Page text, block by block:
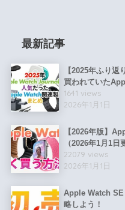
最新記事
【2025年ふり
買われていた
1641 views
2026年1月1日
【2026年版】
（2026年1月1日
22079 views
2026年1月1日
Apple Watch SE
略しよう！